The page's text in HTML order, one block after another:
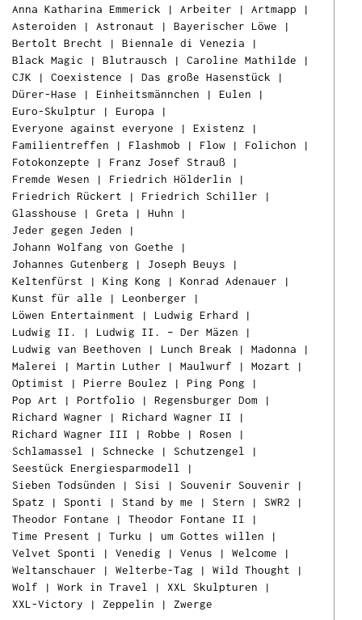
Anna Katharina Emmerick | Arbeiter | Artmapp |
Asteroiden | Astronaut | Bayerischer Löwe |
Bertolt Brecht | Biennale di Venezia |
Black Magic | Blutrausch | Caroline Mathilde |
CJK | Coexistence | Das große Hasenstück |
Dürer-Hase | Einheitsmännchen | Eulen |
Euro-Skulptur | Europa |
Everyone against everyone | Existenz |
Familientreffen | Flashmob | Flow | Folichon |
Fotokonzepte | Franz Josef Strauß |
Fremde Wesen | Friedrich Hölderlin |
Friedrich Rückert | Friedrich Schiller |
Glasshouse | Greta | Huhn |
Jeder gegen Jeden |
Johann Wolfang von Goethe |
Johannes Gutenberg | Joseph Beuys |
Keltenfürst | King Kong | Konrad Adenauer |
Kunst für alle | Leonberger |
Löwen Entertainment | Ludwig Erhard |
Ludwig II.
| Ludwig II. – Der Mäzen |
Ludwig van Beethoven | Lunch Break | Madonna |
Malerei
| Martin Luther | Maulwurf | Mozart |
Optimist | Pierre Boulez | Ping Pong |
Pop Art | Portfolio | Regensburger Dom |
Richard Wagner | Richard Wagner II
|
Richard Wagner III
| Robbe | Rosen |
Schlamassel | Schnecke | Schutzengel |
Seestück Energiesparmodell |
Sieben Todsünden | Sisi | Souvenir Souvenir |
Spatz | Sponti | Stand by me | Stern | SWR2 |
Theodor Fontane | Theodor Fontane II
|
Time Present | Turku | um Gottes willen |
Velvet Sponti
| Venedig | Venus | Welcome |
Weltanschauer | Welterbe-Tag | Wild Thought |
Wolf | Work in Travel | XXL Skulpturen |
XXL-Victory | Zeppelin | Zwerge